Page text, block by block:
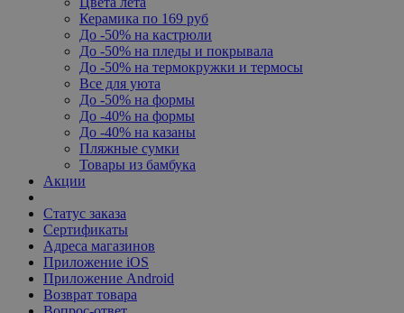
Керамика по 169 руб
До -50% на кастрюли
До -50% на пледы и покрывала
До -50% на термокружки и термосы
Все для уюта
До -50% на формы
До -40% на формы
До -40% на казаны
Пляжные сумки
Товары из бамбука
Акции
Статус заказа
Сертификаты
Адреса магазинов
Приложение iOS
Приложение Android
Возврат товара